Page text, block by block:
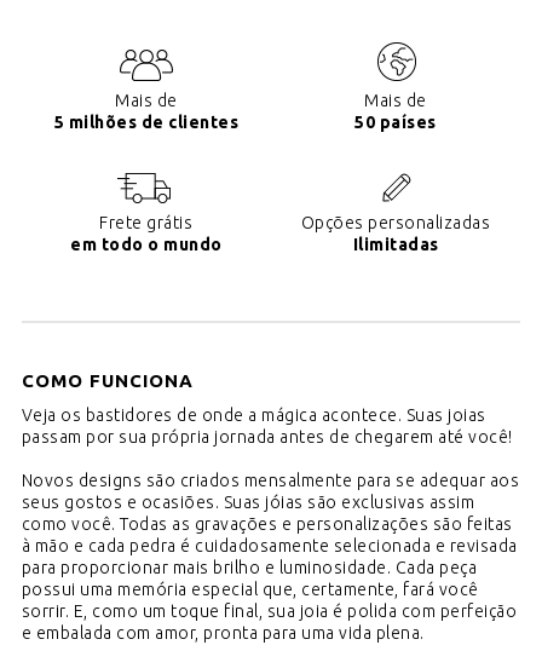
Mais de
5 milhões de clientes
Mais de
50 países
Frete grátis
em todo o mundo
Opções personalizadas
Ilimitadas
COMO FUNCIONA
Veja os bastidores de onde a mágica acontece. Suas joias
passam por sua própria jornada antes de chegarem até você!
Novos designs são criados mensalmente para se adequar aos
seus gostos e ocasiões. Suas jóias são exclusivas assim
como você. Todas as gravações e personalizações são feitas
à mão e cada pedra é cuidadosamente selecionada e revisada
para proporcionar mais brilho e luminosidade. Cada peça
possui uma memória especial que, certamente, fará você
sorrir. E, como um toque final, sua joia é polida com perfeição
e embalada com amor, pronta para uma vida plena.